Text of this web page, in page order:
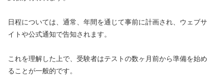
日程については、通常、年間を通じて事前に計画され、ウェブサ
イトや公式通知で告知されます。
これを理解した上で、受験者はテストの数ヶ月前から準備を始め
ることが一般的です。